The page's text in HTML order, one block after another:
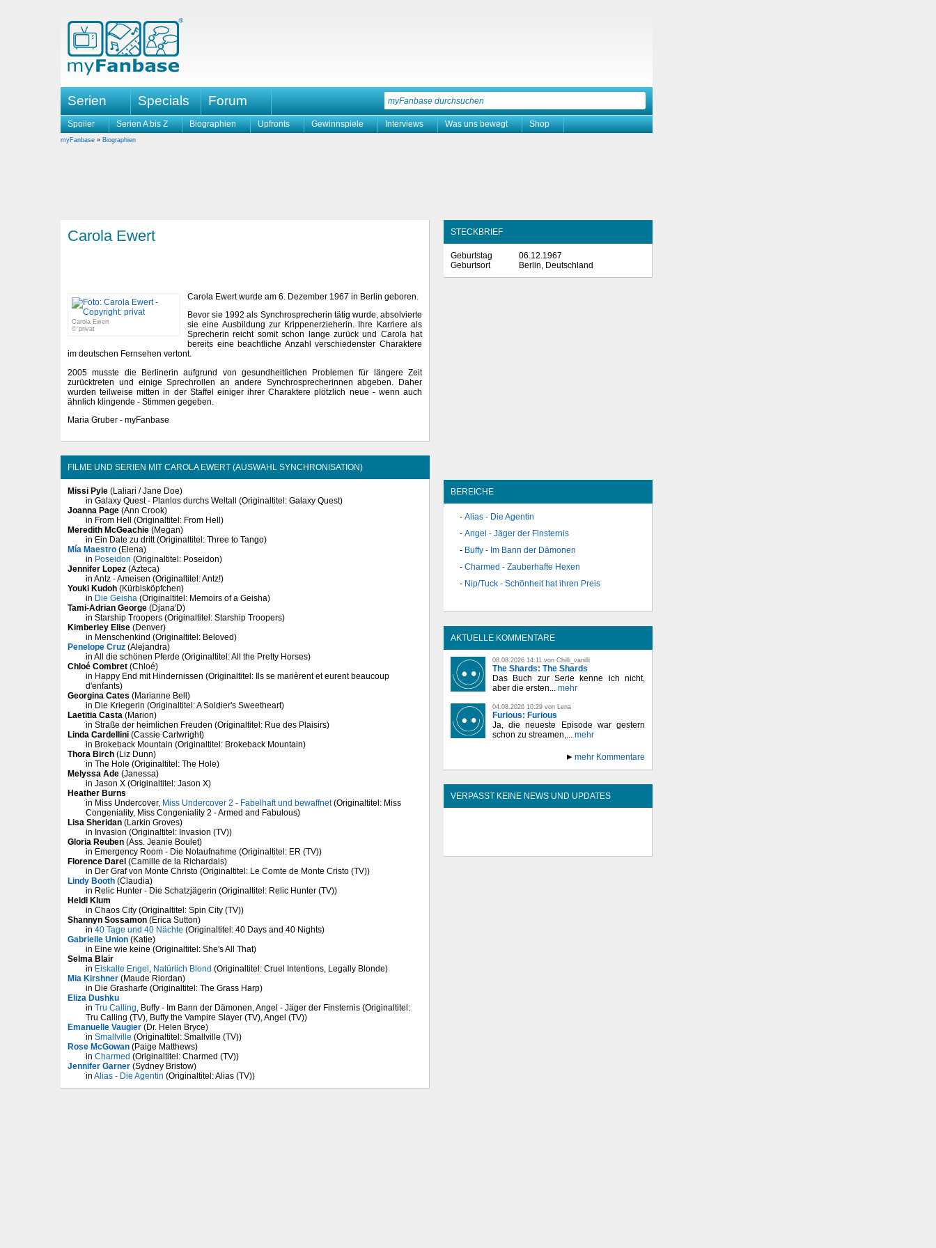
Serien Specials Forum
Spoiler Serien A bis Z Biographien Upfronts Gewinnspiele Interviews Was uns bewegt Shop
myFanbase » Biographien
Carola Ewert
Carola Ewert
© privat
Carola Ewert wurde am 6. Dezember 1967 in Berlin geboren.
Bevor sie 1992 als Synchrosprecherin tätig wurde, absolvierte
sie eine Ausbildung zur Krippenerzieherin. Ihre Karriere als
Sprecherin reicht somit schon lange zurück und Carola hat
bereits eine beachtliche Anzahl verschiedenster Charaktere
im deutschen Fernsehen vertont.
2005 musste die Berlinerin aufgrund von gesundheitlichen Problemen für längere Zeit
zurücktreten und einige Sprechrollen an andere Synchrosprecherinnen abgeben. Daher
wurden teilweise mitten in der Staffel einiger ihrer Charaktere plötzlich neue - wenn auch
ähnlich klingende - Stimmen gegeben.
Maria Gruber - myFanbase
FILME UND SERIEN MIT CAROLA EWERT (AUSWAHL SYNCHRONISATION)
Missi Pyle (Laliari / Jane Doe)
in Galaxy Quest - Planlos durchs Weltall (Originaltitel: Galaxy Quest)
Joanna Page (Ann Crook)
in From Hell (Originaltitel: From Hell)
Meredith McGeachie (Megan)
in Ein Date zu dritt (Originaltitel: Three to Tango)
Mía Maestro (Elena)
in Poseidon (Originaltitel: Poseidon)
Jennifer Lopez (Azteca)
in Antz - Ameisen (Originaltitel: Antz!)
Youki Kudoh (Kürbisköpfchen)
in Die Geisha (Originaltitel: Memoirs of a Geisha)
Tami-Adrian George (Djana'D)
in Starship Troopers (Originaltitel: Starship Troopers)
Kimberley Elise (Denver)
in Menschenkind (Originaltitel: Beloved)
Penelope Cruz (Alejandra)
in All die schönen Pferde (Originaltitel: All the Pretty Horses)
Chloé Combret (Chloé)
in Happy End mit Hindernissen (Originaltitel: Ils se marièrent et eurent beaucoup
d'enfants)
Georgina Cates (Marianne Bell)
in Die Kriegerin (Originaltitel: A Soldier's Sweetheart)
Laetitia Casta (Marion)
in Straße der heimlichen Freuden (Originaltitel: Rue des Plaisirs)
Linda Cardellini (Cassie Cartwright)
in Brokeback Mountain (Originaltitel: Brokeback Mountain)
Thora Birch (Liz Dunn)
in The Hole (Originaltitel: The Hole)
Melyssa Ade (Janessa)
in Jason X (Originaltitel: Jason X)
Heather Burns
in Miss Undercover, Miss Undercover 2 - Fabelhaft und bewaffnet(Originaltitel: Miss
Congeniality, Miss Congeniality 2 - Armed and Fabulous)
Lisa Sheridan (Larkin Groves)
in Invasion (Originaltitel: Invasion (TV))
Gloria Reuben (Ass. Jeanie Boulet)
in Emergency Room - Die Notaufnahme (Originaltitel: ER (TV))
Florence Darel (Camille de la Richardais)
in Der Graf von Monte Christo (Originaltitel: Le Comte de Monte Cristo (TV))
Lindy Booth (Claudia)
in Relic Hunter - Die Schatzjägerin (Originaltitel: Relic Hunter (TV))
Heidi Klum
in Chaos City (Originaltitel: Spin City (TV))
Shannyn Sossamon (Erica Sutton)
in 40 Tage und 40 Nächte (Originaltitel: 40 Days and 40 Nights)
Gabrielle Union (Katie)
in Eine wie keine (Originaltitel: She's All That)
Selma Blair
in Eiskalte Engel, Natürlich Blond (Originaltitel: Cruel Intentions, Legally Blonde)
Mia Kirshner (Maude Riordan)
in Die Grasharfe (Originaltitel: The Grass Harp)
Eliza Dushku
in Tru Calling, Buffy - Im Bann der Dämonen, Angel - Jäger der Finsternis (Originaltitel:
Tru Calling (TV), Buffy the Vampire Slayer (TV), Angel (TV))
Emanuelle Vaugier (Dr. Helen Bryce)
in Smallville (Originaltitel: Smallville (TV))
Rose McGowan (Paige Matthews)
in Charmed (Originaltitel: Charmed (TV))
Jennifer Garner (Sydney Bristow)
in Alias - Die Agentin (Originaltitel: Alias (TV))
STECKBRIEF
Geburtstag
06.12.1967
Geburtsort
Berlin, Deutschland
BEREICHE
Alias - Die Agentin
Angel - Jäger der Finsternis
Buffy - Im Bann der Dämonen
Charmed - Zauberhafte Hexen
Nip/Tuck - Schönheit hat ihren Preis
AKTUELLE KOMMENTARE
08.08.2026 14:11 von Chilli_vanilli
The Shards: The Shards
Das Buch zur Serie kenne ich nicht,
aber die ersten... mehr
04.08.2026 10:29 von Lena
Furious: Furious
Ja, die neueste Episode war gestern
schon zu streamen,... mehr
mehr Kommentare
VERPASST KEINE NEWS UND UPDATES